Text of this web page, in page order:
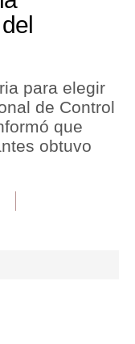
para elegir
de Control
que
obtuvo